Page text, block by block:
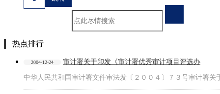
热点排行
2004-12-24 审计署关于印发《审计署优秀审计项目评选办
中华人民共和国审计署文件审法发〔２００４〕７３号审计署关